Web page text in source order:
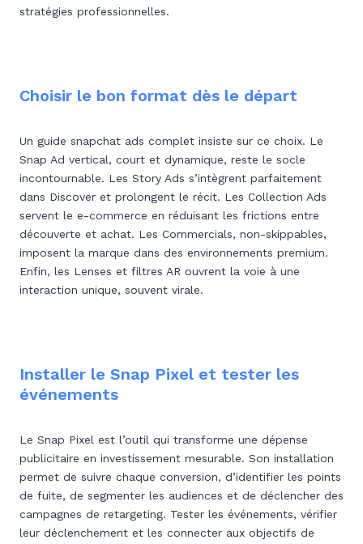
stratégies professionnelles.
Choisir le bon format dès le départ
Un guide snapchat ads complet insiste sur ce choix. Le
Snap Ad vertical, court et dynamique, reste le socle
incontournable. Les Story Ads s’intègrent parfaitement
dans Discover et prolongent le récit. Les Collection Ads
servent le e-commerce en réduisant les frictions entre
découverte et achat. Les Commercials, non-skippables,
imposent la marque dans des environnements premium.
Enfin, les Lenses et filtres AR ouvrent la voie à une
interaction unique, souvent virale.
Installer le Snap Pixel et tester les
événements
Le Snap Pixel est l’outil qui transforme une dépense
publicitaire en investissement mesurable. Son installation
permet de suivre chaque conversion, d’identifier les points
de fuite, de segmenter les audiences et de déclencher des
campagnes de retargeting. Tester les événements, vérifier
leur déclenchement et les connecter aux objectifs de